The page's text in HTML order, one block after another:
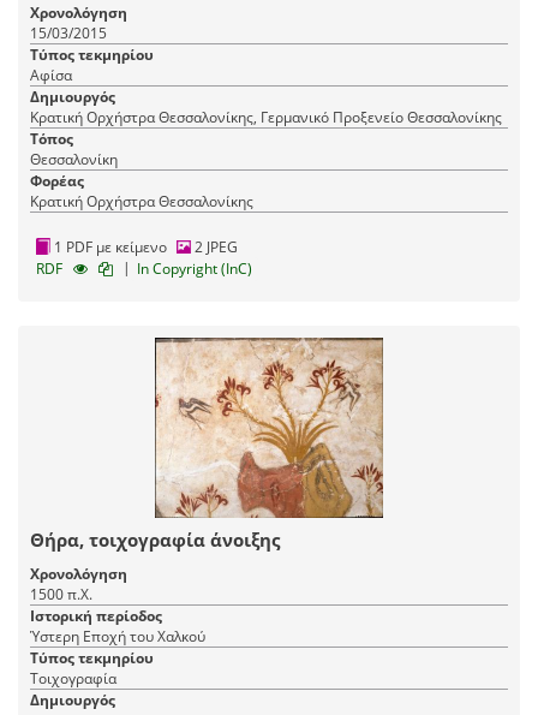
Χρονολόγηση
15/03/2015
Τύπος τεκμηρίου
Αφίσα
Δημιουργός
Κρατική Ορχήστρα Θεσσαλονίκης, Γερμανικό Προξενείο Θεσσαλονίκης
Τόπος
Θεσσαλονίκη
Φορέας
Κρατική Ορχήστρα Θεσσαλονίκης
1 PDF με κείμενο
2 JPEG
RDF
| In Copyright (InC)
Θήρα, τοιχογραφία άνοιξης
Χρονολόγηση
1500 π.Χ.
Ιστορική περίοδος
Ύστερη Εποχή του Χαλκού
Τύπος τεκμηρίου
Τοιχογραφία
Δημιουργός